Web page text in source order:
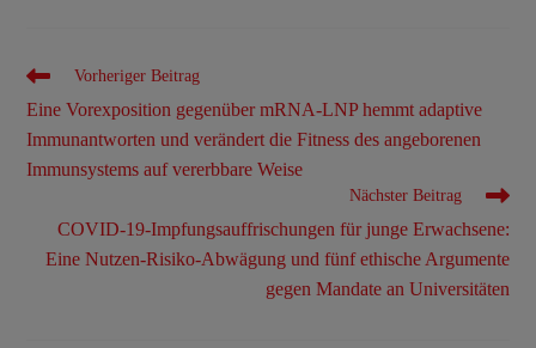
Vorheriger Beitrag
Eine Vorexposition gegenüber mRNA-LNP hemmt adaptive
Immunantworten und verändert die Fitness des angeborenen
Immunsystems auf vererbbare Weise
Nächster Beitrag
COVID-19-Impfungsauffrischungen für junge Erwachsene:
Eine Nutzen-Risiko-Abwägung und fünf ethische Argumente
gegen Mandate an Universitäten